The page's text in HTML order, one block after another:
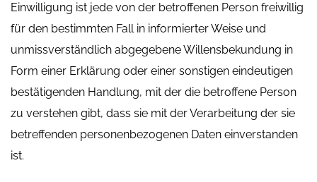
Einwilligung ist jede von der betroffenen Person freiwillig
für den bestimmten Fall in informierter Weise und
unmissverständlich abgegebene Willensbekundung in
Form einer Erklärung oder einer sonstigen eindeutigen
bestätigenden Handlung, mit der die betroffene Person
zu verstehen gibt, dass sie mit der Verarbeitung der sie
betreffenden personenbezogenen Daten einverstanden
ist.